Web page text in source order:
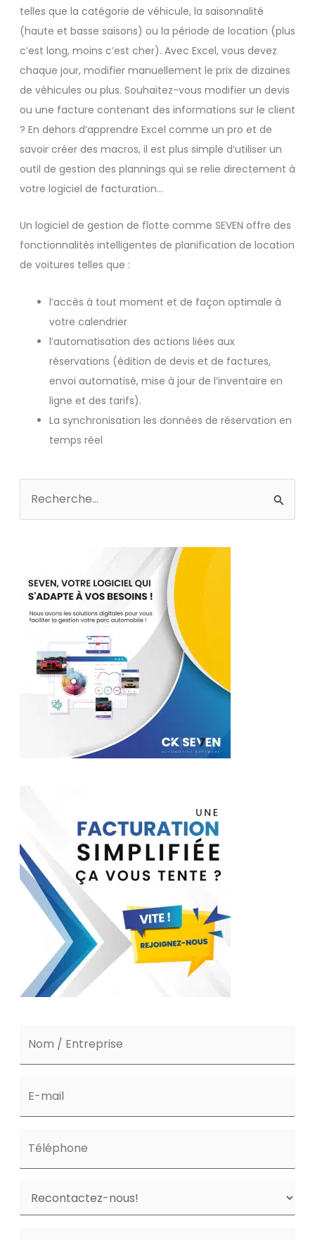
telles que la catégorie de véhicule, la saisonnalité
(haute et basse saisons) ou la période de location (plus
c’est long, moins c’est cher). Avec Excel, vous devez
chaque jour, modifier manuellement le prix de dizaines
de véhicules ou plus. Souhaitez-vous modifier un devis
ou une facture contenant des informations sur le client
? En dehors d’apprendre Excel comme un pro et de
savoir créer des macros, il est plus simple d’utiliser un
outil de gestion des plannings qui se relie directement à
votre logiciel de facturation…
Un logiciel de gestion de flotte comme SEVEN offre des
fonctionnalités intelligentes de planification de location
de voitures telles que :
l’accès à tout moment et de façon optimale à
votre calendrier
l’automatisation des actions liées aux
réservations (édition de devis et de factures,
envoi automatisé, mise à jour de l’inventaire en
ligne et des tarifs).
La synchronisation les données de réservation en
temps réel
Rechercher :